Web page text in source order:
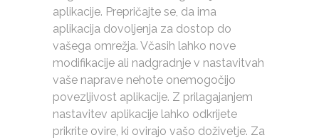
aplikacije. Prepričajte se, da ima
aplikacija dovoljenja za dostop do
vašega omrežja. Včasih lahko nove
modifikacije ali nadgradnje v nastavitvah
vaše naprave nehote onemogočijo
povezljivost aplikacije. Z prilagajanjem
nastavitev aplikacije lahko odkrijete
prikrite ovire, ki ovirajo vašo doživetje. Za